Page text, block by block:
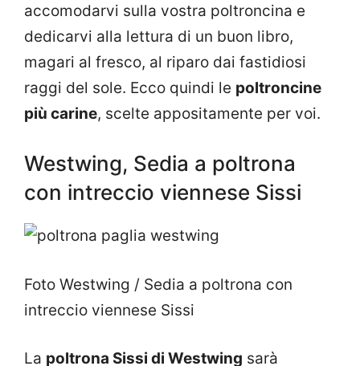
accomodarvi sulla vostra poltroncina e
dedicarvi alla lettura di un buon libro,
magari al fresco, al riparo dai fastidiosi
raggi del sole. Ecco quindi le poltroncine
più carine, scelte appositamente per voi.
Westwing, Sedia a poltrona
con intreccio viennese Sissi
Foto Westwing / Sedia a poltrona con
intreccio viennese Sissi
La poltrona Sissi di Westwing sarà